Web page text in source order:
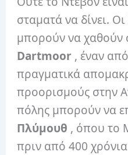
σταματά να δίνει.
μπορούν να χαθούν
Dartmoor , έναν
πραγματικά
προορισμούς στην
πόλης μπορούν να
Πλύμουθ , όπου το
πριν από 400